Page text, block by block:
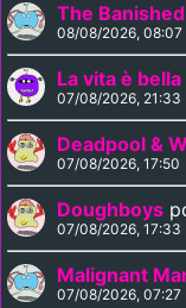
The Banished
08/08/2026, 08:07
La vita è bella
07/08/2026, 21:33
Deadpool &
07/08/2026, 17:50
Doughboys
07/08/2026, 17:33
Malignant
07/08/2026, 07:27